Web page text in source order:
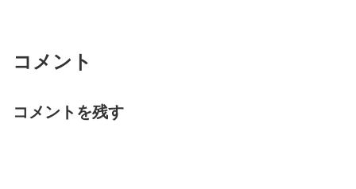
コメント
コメントを残す